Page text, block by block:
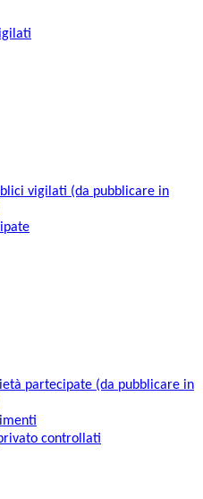
vigilati (da pubblicare in
partecipate (da pubblicare in
controllati